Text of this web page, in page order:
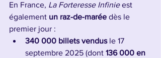
En France, La Forteresse Infinie est
également un raz-de-marée dès le
premier jour :
340 000 billets vendus le 17
septembre 2025 (dont 136 000 en